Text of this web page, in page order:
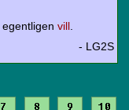
egentligen vill
- LG2S
7 8 9 10